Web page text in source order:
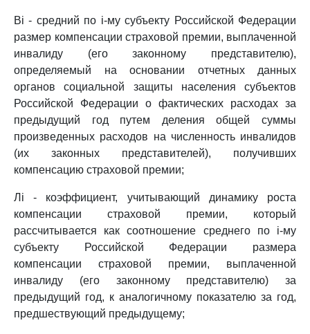
Вi - средний по i-му субъекту Российской Федерации
размер компенсации страховой премии, выплаченной
инвалиду (его законному представителю),
определяемый на основании отчетных данных
органов социальной защиты населения субъектов
Российской Федерации о фактических расходах за
предыдущий год путем деления общей суммы
произведенных расходов на численность инвалидов
(их законных представителей), получивших
компенсацию страховой премии;
Лi - коэффициент, учитывающий динамику роста
компенсации страховой премии, который
рассчитывается как соотношение среднего по i-му
субъекту Российской Федерации размера
компенсации страховой премии, выплаченной
инвалиду (его законному представителю) за
предыдущий год, к аналогичному показателю за год,
предшествующий предыдущему;